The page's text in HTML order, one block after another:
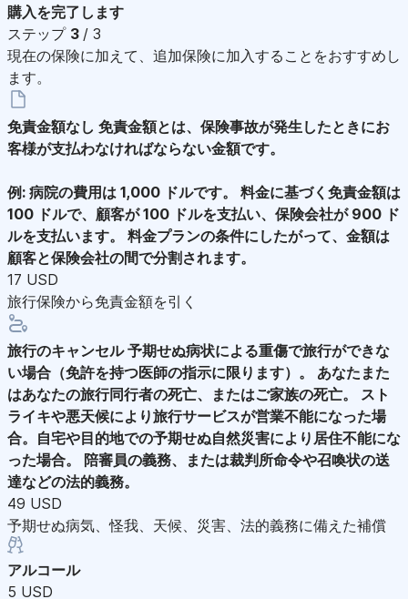
購入を完了します
ステップ 3 / 3
現在の保険に加えて、追加保険に加入することをおすすめし
ます。
免責金額なし 免責金額とは、保険事故が発生したときにお
客様が支払わなければならない金額です。
例: 病院の費用は 1,000 ドルです。 料金に基づく免責金額は
100 ドルで、顧客が 100 ドルを支払い、保険会社が 900 ド
ルを支払います。 料金プランの条件にしたがって、金額は
顧客と保険会社の間で分割されます。
17 USD
旅行保険から免責金額を引く
旅行のキャンセル 予期せぬ病状による重傷で旅行ができな
い場合（免許を持つ医師の指示に限ります）。 あなたまた
はあなたの旅行同行者の死亡、またはご家族の死亡。 スト
ライキや悪天候により旅行サービスが営業不能になった場
合。自宅や目的地での予期せぬ自然災害により居住不能にな
った場合。 陪審員の義務、または裁判所命令や召喚状の送
達などの法的義務。
49 USD
予期せぬ病気、怪我、天候、災害、法的義務に備えた補償
アルコール
5 USD